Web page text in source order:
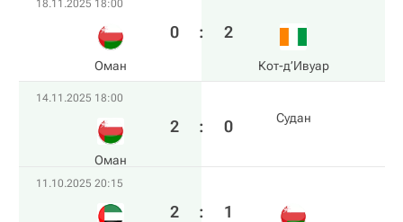
18.11.2025 18:00
Оман
0 : 2
Кот-д’Ивуар
14.11.2025 18:00
Оман
2 : 0 Судан
11.10.2025 20:15
2 : 1